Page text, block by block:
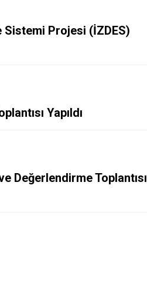
Projesi (İZDES)
Yapıldı
Değerlendirme Toplantısı